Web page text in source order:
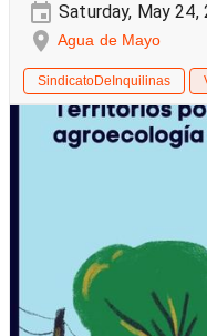
Saturday, May
Agua de Mayo
SindicatoDeInquilinas